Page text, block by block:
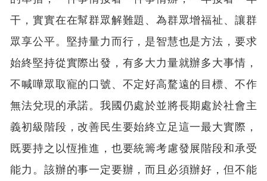
干，實實在在幫群眾解難題、為群眾增福祉、讓群
眾享公平。堅持量力而行，是智慧也是方法，要求
始終堅持從實際出發，有多大力量就辦多大事情，
不喊嘩眾取寵的口號、不定好高騖遠的目標、不作
無法兌現的承諾。我國仍處於並將長期處於社會主
義初級階段，改善民生要始終立足這一最大實際，
既要持之以恆推進，也要統籌考慮發展階段和承受
能力。該辦的事一定要辦，而且必須辦好，但不能